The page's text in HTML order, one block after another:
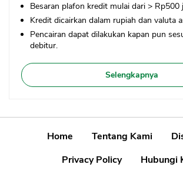
Besaran plafon kredit mulai dari > Rp500
Kredit dicairkan dalam rupiah dan valuta
Pencairan dapat dilakukan kapan pun
debitur.
Selengkapnya
Home Tentang Kami
Privacy Policy
Hubungi